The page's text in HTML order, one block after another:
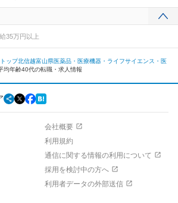
35万円以上
ップ北信越富山県医薬品・医療機器・ライフサイエンス・医
均年齢40代の転職・求人情報
会社概要
利用規約
通信に関する情報の利用について
採用を検討中の方へ
利用者データの外部送信